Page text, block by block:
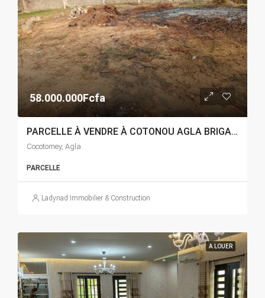
58.000.000Fcfa
PARCELLE À VENDRE À COTONOU AGLA BRIGADE DES MINEURS
Cocotomey, Agla
PARCELLE
Ladynad Immobilier & Construction
A LOUER